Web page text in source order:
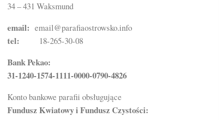
34 – 431 Waksmund
email: email@parafiaostrowsko.info
tel: 18-265-30-08
Bank Pekao:
31-1240-1574-1111-0000-0790-4826
Konto bankowe parafii obsługujące
Fundusz Kwiatowy i Fundusz Czystości: